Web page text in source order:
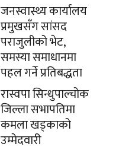
जनस्वास्थ्य कार्यालय
प्रमुखसँग सांसद
पराजुलीको भेट,
समस्या समाधानमा
पहल गर्ने प्रतिबद्धता
रास्वपा सिन्धुपाल्चोक
जिल्ला सभापतिमा
कमला खड्काको
उम्मेदवारी